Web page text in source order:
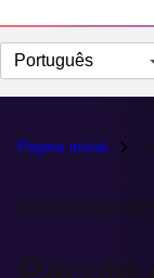
Selecionar
idioma
Página inicial
Em destaque no